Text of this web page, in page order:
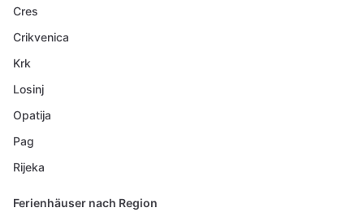
Cres
Crikvenica
Krk
Losinj
Opatija
Pag
Rijeka
Ferienhäuser nach Region